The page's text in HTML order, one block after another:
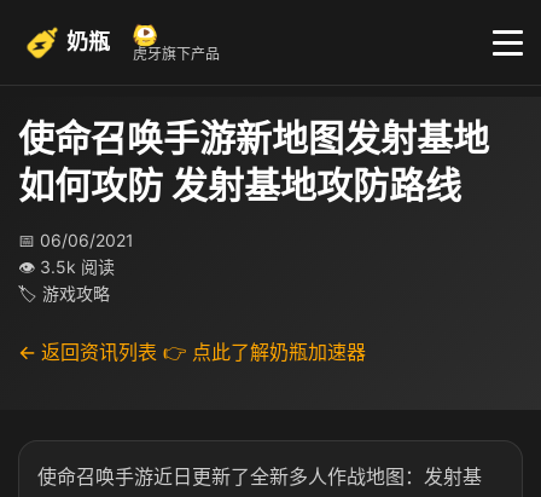
奶瓶 虎牙旗下产品
使命召唤手游新地图发射基地
如何攻防 发射基地攻防路线
📅 06/06/2021
👁 3.5k 阅读
🏷 游戏攻略
← 返回资讯列表 👉 点此了解奶瓶加速器
使命召唤手游近日更新了全新多人作战地图：发射基